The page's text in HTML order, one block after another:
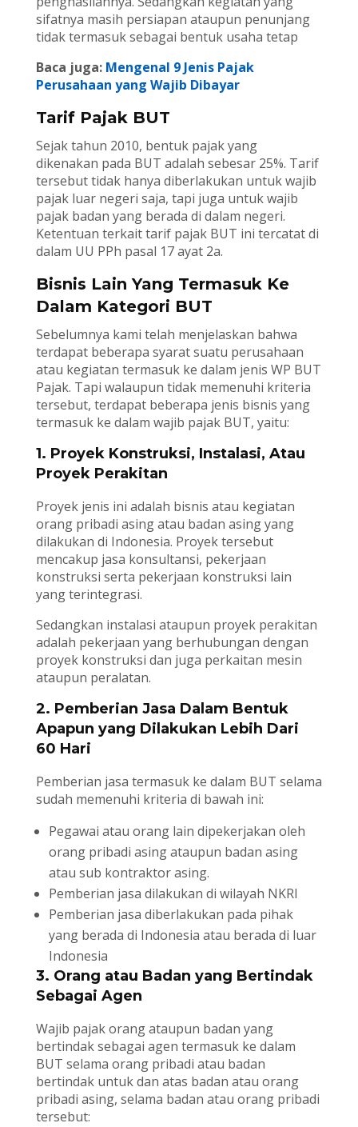
sifatnya masih persiapan ataupun penunjang
tidak termasuk sebagai bentuk usaha tetap
Baca juga: Mengenal 9 Jenis Pajak
Perusahaan yang Wajib Dibayar
Tarif Pajak BUT
Sejak tahun 2010, bentuk pajak yang
dikenakan pada BUT adalah sebesar 25%. Tarif
tersebut tidak hanya diberlakukan untuk wajib
pajak luar negeri saja, tapi juga untuk wajib
pajak badan yang berada di dalam negeri.
Ketentuan terkait tarif pajak BUT ini tercatat di
dalam UU PPh pasal 17 ayat 2a.
Bisnis Lain Yang Termasuk Ke
Dalam Kategori BUT
Sebelumnya kami telah menjelaskan bahwa
terdapat beberapa syarat suatu perusahaan
atau kegiatan termasuk ke dalam jenis WP BUT
Pajak. Tapi walaupun tidak memenuhi kriteria
tersebut, terdapat beberapa jenis bisnis yang
termasuk ke dalam wajib pajak BUT, yaitu:
1. Proyek Konstruksi, Instalasi, Atau
Proyek Perakitan
Proyek jenis ini adalah bisnis atau kegiatan
orang pribadi asing atau badan asing yang
dilakukan di Indonesia. Proyek tersebut
mencakup jasa konsultansi, pekerjaan
konstruksi serta pekerjaan konstruksi lain
yang terintegrasi.
Sedangkan instalasi ataupun proyek perakitan
adalah pekerjaan yang berhubungan dengan
proyek konstruksi dan juga perkaitan mesin
ataupun peralatan.
2. Pemberian Jasa Dalam Bentuk
Apapun yang Dilakukan Lebih Dari
60 Hari
Pemberian jasa termasuk ke dalam BUT selama
sudah memenuhi kriteria di bawah ini:
Pegawai atau orang lain dipekerjakan oleh
orang pribadi asing ataupun badan asing
atau sub kontraktor asing.
Pemberian jasa dilakukan di wilayah NKRI
Pemberian jasa diberlakukan pada pihak
yang berada di Indonesia atau berada di luar
Indonesia
3. Orang atau Badan yang Bertindak
Sebagai Agen
Wajib pajak orang ataupun badan yang
bertindak sebagai agen termasuk ke dalam
BUT selama orang pribadi atau badan
bertindak untuk dan atas badan atau orang
pribadi asing, selama badan atau orang pribadi
tersebut: